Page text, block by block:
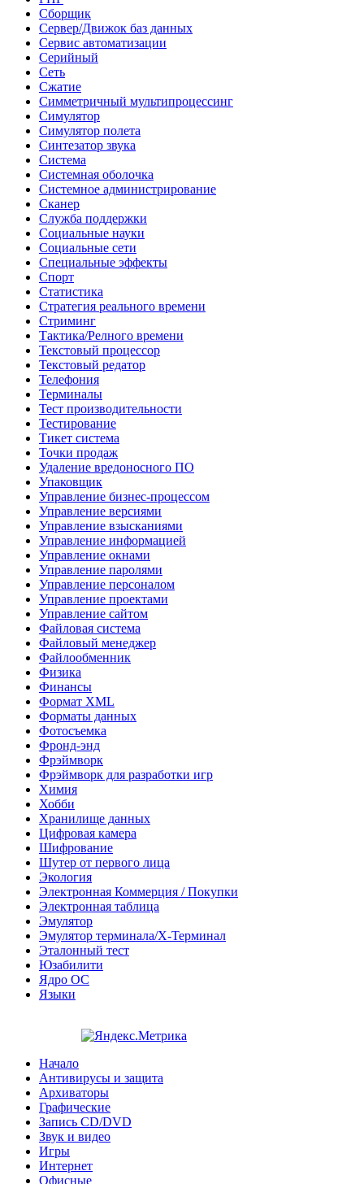
Сборщик
Сервер/Движок баз данных
Сервис автоматизации
Серийный
Сеть
Сжатие
Симметричный мультипроцессинг
Симулятор
Симулятор полета
Синтезатор звука
Система
Системная оболочка
Системное администрирование
Сканер
Служба поддержки
Социальные науки
Социальные сети
Специальные эффекты
Спорт
Статистика
Стратегия реального времени
Стриминг
Тактика/Релного времени
Текстовый процессор
Текстовый редатор
Телефония
Терминалы
Тест производительности
Тестирование
Тикет система
Точки продаж
Удаление вредоносного ПО
Упаковщик
Управление бизнес-процессом
Управление версиями
Управление взысканиями
Управление информацией
Управление окнами
Управление паролями
Управление персоналом
Управление проектами
Управление сайтом
Файловая система
Файловый менеджер
Файлообменник
Физика
Финансы
Формат XML
Форматы данных
Фотосъемка
Фронд-энд
Фрэймворк
Фрэймворк для разработки игр
Химия
Хобби
Хранилище данных
Цифровая камера
Шифрование
Шутер от первого лица
Экология
Электронная Коммерция / Покупки
Электронная таблица
Эмулятор
Эмулятор терминала/X-Терминал
Эталонный тест
Юзабилити
Ядро ОС
Языки
Начало
Антивирусы и защита
Архиваторы
Графические
Запись CD/DVD
Звук и видео
Игры
Интернет
Офисные